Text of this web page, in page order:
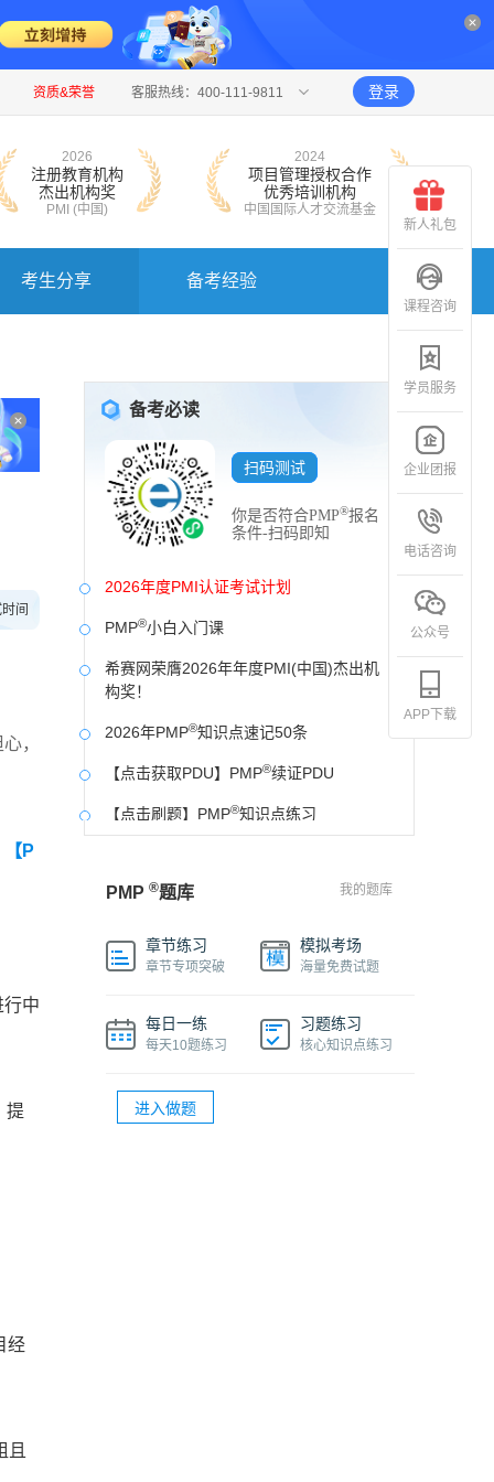
资质&荣誉 客服热线：400-111-9811 登录
2026
注册教育机构
杰出机构奖
PMI (中国)
2024
项目管理授权合作
优秀培训机构
中国国际人才交流基金
考生分享 备考经验
间
，
【P
中
提
经
且
备考必读
扫码测试
你是否符合PMP®报名
条件-扫码即知
2026年度PMI认证考试计划
PMP®小白入门课
希赛网荣膺2026年年度PMI(中国)杰出机
构奖！
2026年PMP®知识点速记50条
【点击获取PDU】PMP®续证PDU
【点击刷题】PMP®知识点练习
PMP ®希赛PMP 2026年模拟卷
PMP 项目管理知识精华课程
PMP®续期多少钱？PMP
PMP ®题库 我的题库
章节练习
章节专项突破
模拟考场
海量免费试题
每日一练
每天10题练习
习题练习
核心知识点练习
进入做题
新人礼包
课程咨询
学员服务
企业团报
电话咨询
公众号
APP下载